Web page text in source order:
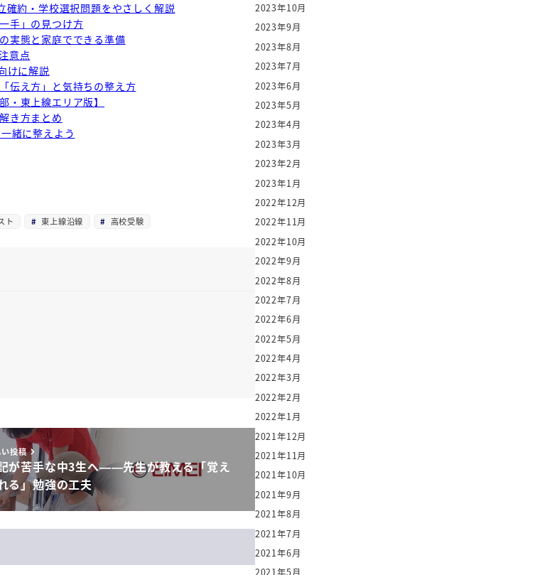
確約・学校選択問題をやさしく解説
手」の見つけ方
実態と家庭でできる準備
意点
けに解説
伝え方」と気持ちの整え方
東上線エリア版】
き方まとめ
緒に整えよう
ト 東上線沿線 高校受験
い投稿
が苦手な中3生へ——先生が教える「覚え
る」勉強の工夫
2023年10月
2023年9月
2023年8月
2023年7月
2023年6月
2023年5月
2023年4月
2023年3月
2023年2月
2023年1月
2022年12月
2022年11月
2022年10月
2022年9月
2022年8月
2022年7月
2022年6月
2022年5月
2022年4月
2022年3月
2022年2月
2022年1月
2021年12月
2021年11月
2021年10月
2021年9月
2021年8月
2021年7月
2021年6月
2021年5月